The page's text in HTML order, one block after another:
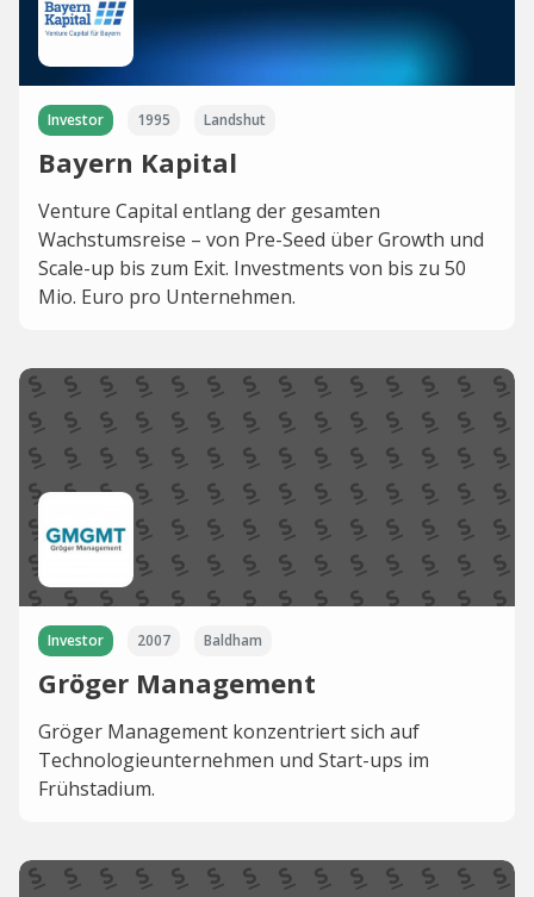
Investor 1995 Landshut
Bayern Kapital
Venture Capital entlang der gesamten
Wachstumsreise – von Pre-Seed über Growth und
Scale-up bis zum Exit. Investments von bis zu 50
Mio. Euro pro Unternehmen.
Investor 2007 Baldham
Gröger Management
Gröger Management konzentriert sich auf
Technologieunternehmen und Start-ups im
Frühstadium.